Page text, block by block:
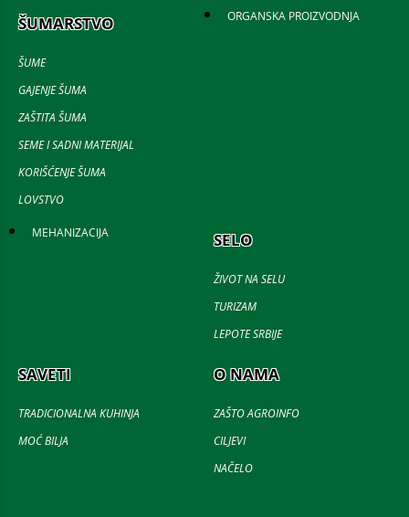
ŠUMARSTVO
ŠUME
GAJENJE ŠUMA
ZAŠTITA ŠUMA
SEME I SADNI MATERIJAL
KORIŠĆENJE ŠUMA
LOVSTVO
ORGANSKA PROIZVODNJA
MEHANIZACIJA SELO
ŽIVOT NA SELU
TURIZAM
LEPOTE SRBIJE
SAVETI
TRADICIONALNA KUHINJA
MOĆ BILJA
O NAMA
ZAŠTO AGROINFO
CILJEVI
NAČELO